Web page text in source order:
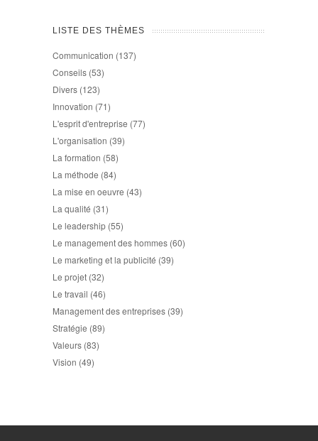
LISTE DES THÈMES
Communication (137)
Conseils (53)
Divers (123)
Innovation (71)
L'esprit d'entreprise (77)
L'organisation (39)
La formation (58)
La méthode (84)
La mise en oeuvre (43)
La qualité (31)
Le leadership (55)
Le management des hommes (60)
Le marketing et la publicité (39)
Le projet (32)
Le travail (46)
Management des entreprises (39)
Stratégie (89)
Valeurs (83)
Vision (49)